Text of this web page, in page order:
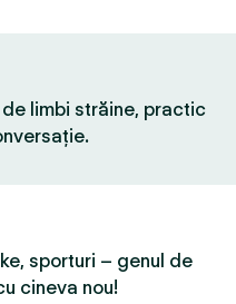
limbi străine, practic
sporturi – genul de
cineva nou!